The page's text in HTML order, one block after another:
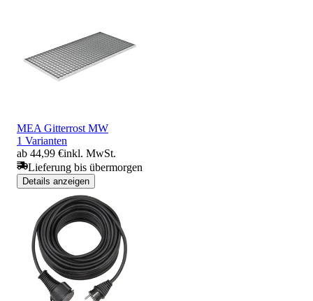
MEA Gitterrost MW
1 Varianten
ab 44,99 €inkl. MwSt.
Lieferung bis übermorgen
Details anzeigen